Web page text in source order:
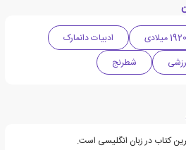
ادبیات دانمارک
شطرنج